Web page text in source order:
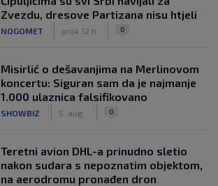
Zvezdu, dresove Partizana nisu htjeli
NOGOMET prije 12 h 0
Misirlić o dešavanjima na Merlinovom
koncertu: Siguran sam da je najmanje
1.000 ulaznica falsifikovano
SHOWBIZ 5. aug. 0
Teretni avion DHL-a prinudno sletio
nakon sudara s nepoznatim objektom,
na aerodromu pronađen dron